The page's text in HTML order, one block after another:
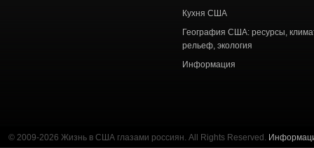
Кухня США
География США: ресурсы,
рельеф, экология
Информация
© 2009-2026 Жизнь в США глазами россиян. All Rights Reserved.